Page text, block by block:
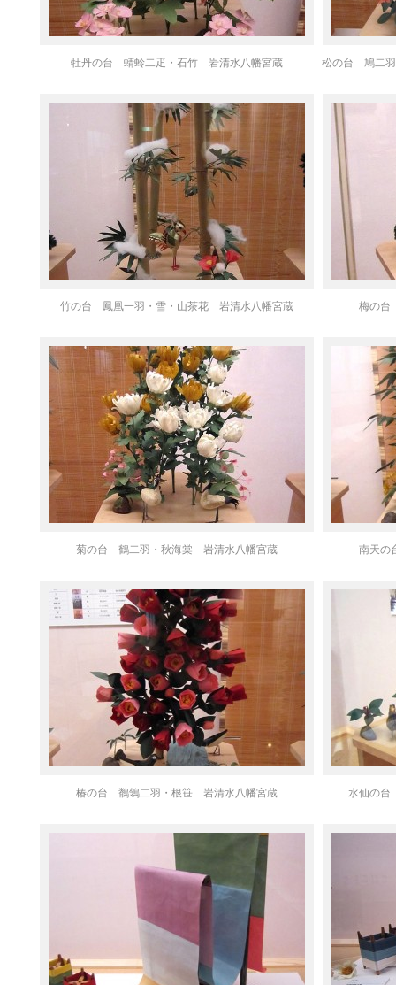
牡丹の台 蜻蛉二疋・石竹 岩清水八幡宮蔵 松の台 鳩二
竹の台 鳳凰一羽・雪・山茶花 岩清水八幡宮蔵 梅の
菊の台 鶴二羽・秋海棠 岩清水八幡宮蔵 南天
椿の台 鶺鴒二羽・根笹 岩清水八幡宮蔵 水仙の